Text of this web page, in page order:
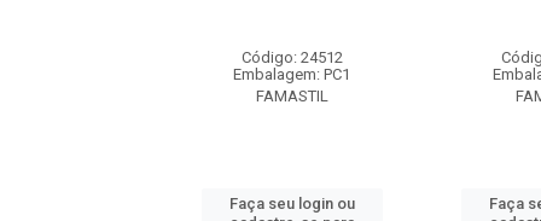
Código: 24512
Embalagem: PC1
FAMASTIL
Faça seu login ou
Faça